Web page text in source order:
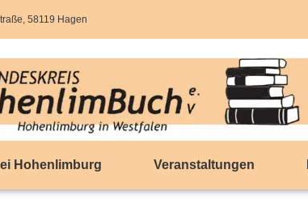
58119 Hagen
Hohenlimburg Veranstaltungen